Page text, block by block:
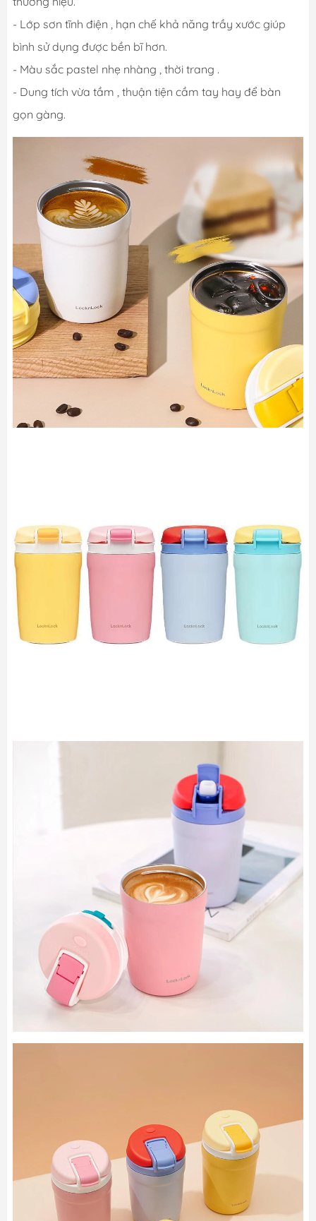
- Lớp sơn tĩnh điện , hạn chế khả năng trầy xước giúp
bình sử dụng được bền bĩ hơn.
- Màu sắc pastel nhẹ nhàng , thời trang .
- Dung tích vừa tầm , thuận tiện cầm tay hay để bàn
gọn gàng.